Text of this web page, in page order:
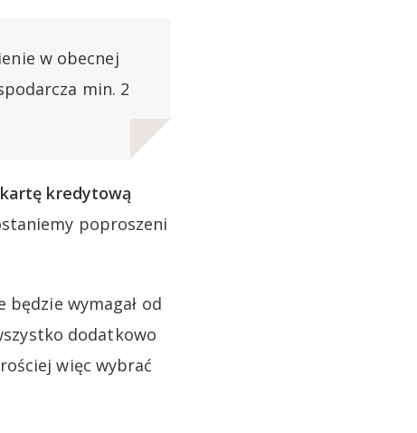
w obecnej
min. 2
kredytową
poproszeni
wymagał od
dodatkowo
więc wybrać